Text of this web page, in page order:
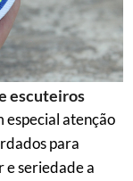
escuteiros
especial atenção
para
e seriedade a